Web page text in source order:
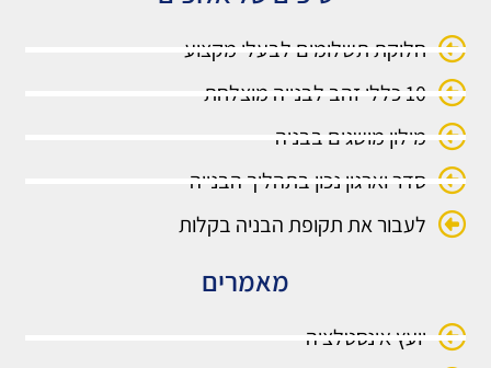
חלוקת תשלומים לבעלי מקצוע
10 כללי זהב לבנייה מוצלחת
מילון מושגים בבניה
סדר וארגון נכון בתהליך הבנייה
לעבור את תקופת הבניה בקלות
מאמרים
יועץ אינסטלציה